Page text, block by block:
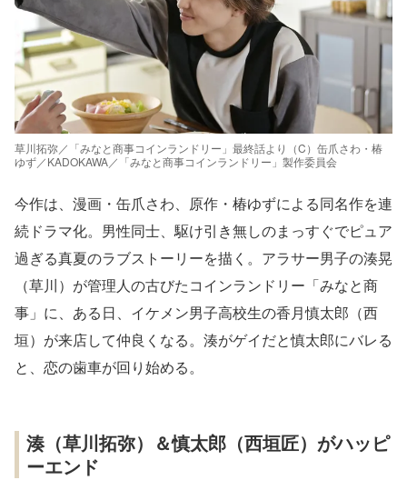
草川拓弥／「みなと商事コインランドリー」最終話より（C）缶爪さわ・椿
ゆず／KADOKAWA／「みなと商事コインランドリー」製作委員会
今作は、漫画・缶爪さわ、原作・椿ゆずによる同名作を連
続ドラマ化。男性同士、駆け引き無しのまっすぐでピュア
過ぎる真夏のラブストーリーを描く。アラサー男子の湊晃
（草川）が管理人の古びたコインランドリー「みなと商
事」に、ある日、イケメン男子高校生の香月慎太郎（西
垣）が来店して仲良くなる。湊がゲイだと慎太郎にバレる
と、恋の歯車が回り始める。
湊（草川拓弥）＆慎太郎（西垣匠）がハッピ
ーエンド